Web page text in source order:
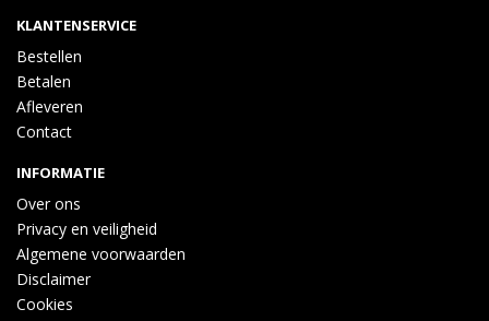
KLANTENSERVICE
Bestellen
Betalen
Afleveren
Contact
INFORMATIE
Over ons
Privacy en veiligheid
Algemene voorwaarden
Disclaimer
Cookies